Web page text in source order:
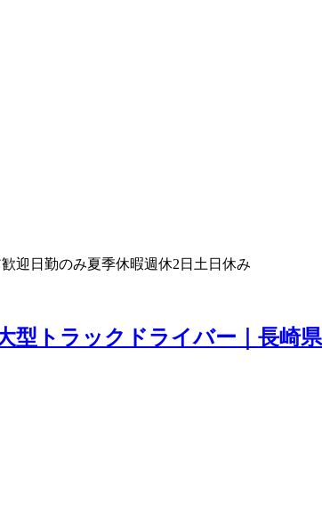
迎 日勤のみ夏季休暇週休2日 土日休み
型トラックドライバー｜長崎